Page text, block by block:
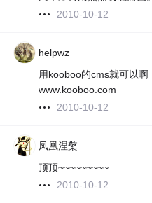
2010-10-12
helpwz
用kooboo的cms就可以啊
www.kooboo.com
2010-10-12
凤凰涅檠
顶顶~~~~~~~~~
2010-10-12